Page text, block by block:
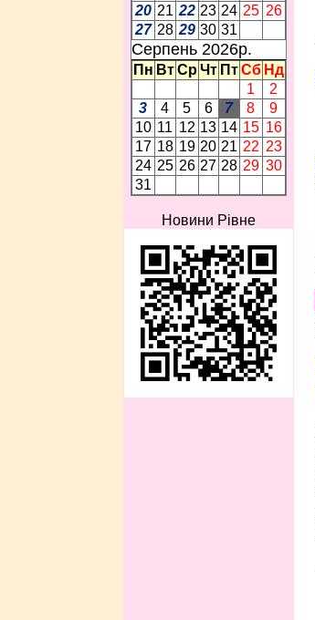
20 21 22 23 24 25 26
27 28 29 30 31
Серпень 2026p.
Пн Вт Ср Чт Пт Сб Нд
1
2
3
4 5 6 7 8
9
10 11 12 13 14 15 16
17 18 19 20 21 22 23
24 25 26 27 28 29 30
31
Новини Рівне